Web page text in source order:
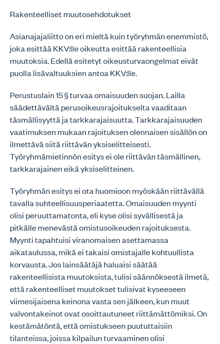
Rakenteelliset muutosehdotukset
Asianajajaliitto on eri mieltä kuin työryhmän enemmistö,
joka esittää KKV:lle oikeutta esittää rakenteellisia
muutoksia. Edellä esitetyt oikeusturvaongelmat eivät
puolla lisävaltuuksien antoa KKV:lle.
Perustuslain 15 § turvaa omaisuuden suojan. Lailla
säädettävältä perusoikeusrajoitukselta vaaditaan
täsmällisyyttä ja tarkkarajaisuutta. Tarkkarajaisuuden
vaatimuksen mukaan rajoituksen olennaisen sisällön on
ilmettävä siitä riittävän yksiselitteisesti.
Työryhmämietinnön esitys ei ole riittävän täsmällinen,
tarkkarajainen eikä yksiselitteinen.
Työryhmän esitys ei ota huomioon myöskään riittävällä
tavalla suhteellisuusperiaatetta. Omaisuuden myynti
olisi peruuttamatonta, eli kyse olisi syvällisestä ja
pitkälle menevästä omistusoikeuden rajoituksesta.
Myynti tapahtuisi viranomaisen asettamassa
aikataulussa, mikä ei takaisi omistajalle kohtuullista
korvausta. Jos lainsäätäjä haluaisi säätää
rakenteellisista muutoksista, tulisi säännöksestä ilmetä,
että rakenteelliset muutokset tulisivat kyseeseen
viimesijaisena keinona vasta sen jälkeen, kun muut
valvontakeinot ovat osoittautuneet riittämättömiksi. On
kestämätöntä, että omistukseen puututtaisiin
tilanteissa, joissa kilpailun turvaaminen olisi